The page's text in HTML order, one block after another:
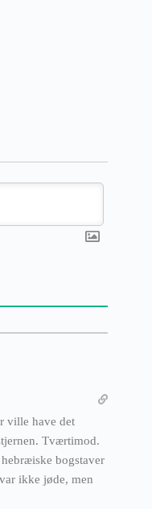
ville have det
Tværtimod.
bogstaver
ikke jøde, men